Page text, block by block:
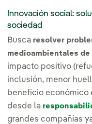
Innovación social:
sociedad
Busca resolver
medioambientales
impacto positivo
inclusión, menor
beneficio económico
desde la
grandes compañías